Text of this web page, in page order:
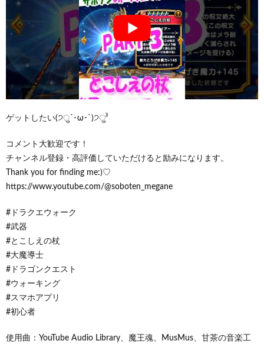
ゲットしたい(੭ु´･ω･`)੭ु⁾⁾
コメント大歓迎です！
チャンネル登録・高評価していただけると励みになります。
Thank you for finding me:)♡
https://www.youtube.com/@soboten_megane
#ドラクエウォーク
#武器
#とこしえの杖
#大魔導士
#ドラゴンクエスト
#ウォーキング
#スマホアプリ
#初心者
使用曲：YouTube Audio Library、魔王魂、MusMus、甘茶の音楽工